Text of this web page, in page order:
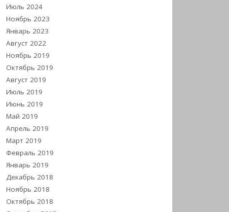
Июль 2024
Ноябрь 2023
Январь 2023
Август 2022
Ноябрь 2019
Октябрь 2019
Август 2019
Июль 2019
Июнь 2019
Май 2019
Апрель 2019
Март 2019
Февраль 2019
Январь 2019
Декабрь 2018
Ноябрь 2018
Октябрь 2018